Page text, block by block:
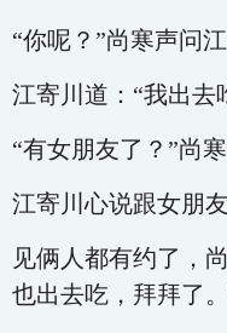
“你呢？”尚寒声问江
江寄川道：“我出去
“有女朋友了？”尚寒
江寄川心说跟女朋
见俩人都有约了，
也出去吃，拜拜了